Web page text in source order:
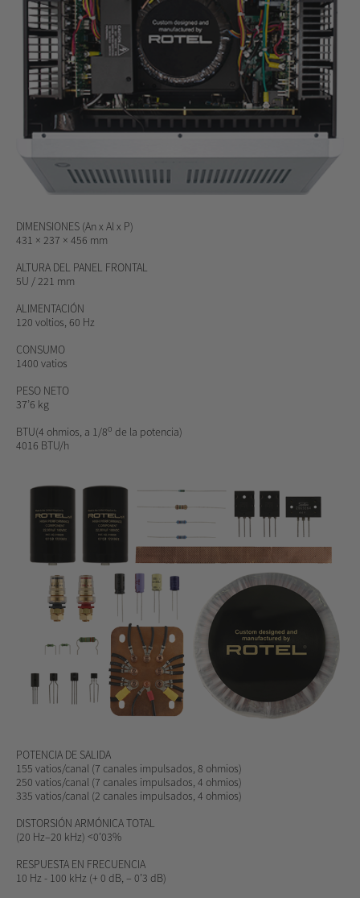
DIMENSIONES (An x Al x P)
431 × 237 × 456 mm
ALTURA DEL PANEL FRONTAL
5U / 221 mm
ALIMENTACIÓN
120 voltios, 60 Hz
CONSUMO
1400 vatios
PESO NETO
37’6 kg
BTU(4 ohmios, a 1/8o de la potencia)
4016 BTU/h
POTENCIA DE SALIDA
155 vatios/canal (7 canales impulsados, 8 ohmios)
250 vatios/canal (7 canales impulsados, 4 ohmios)
335 vatios/canal (2 canales impulsados, 4 ohmios)
DISTORSIÓN ARMÓNICA TOTAL
(20 Hz–20 kHz) <0’03%
RESPUESTA EN FRECUENCIA
10 Hz - 100 kHz (+ 0 dB, – 0’3 dB)